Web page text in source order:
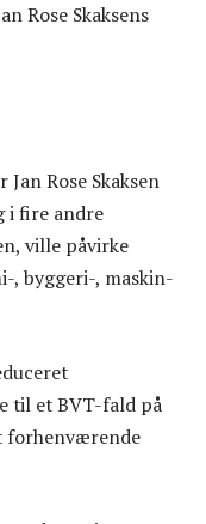
Rose Skaksens
Rose Skaksen
i fire andre
ville påvirke
, byggeri-, maskin-
til et BVT-fald på
forhenværende